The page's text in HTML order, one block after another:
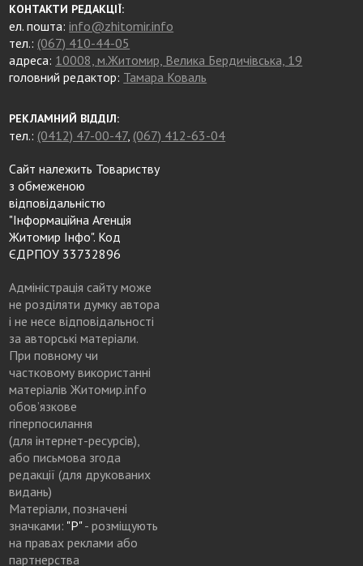
КОНТАКТИ РЕДАКЦІЇ:
ел. пошта:info@zhitomir.info
тел.: (067) 410-44-05
адреса: 10008, м.Житомир, Велика Бердичівська, 19
головний редактор: Тамара Коваль
РЕКЛАМНИЙ ВІДДІЛ:
тел.: (0412) 47-00-47, (067) 412-63-04
Сайт належить Товариству
з обмеженою
відповідальністю
"Інформаційна Агенція
Житомир Інфо". Код
ЄДРПОУ 33732896
Адміністрація сайту може
не розділяти думку автора
і не несе відповідальності
за авторські матеріали.
При повному чи
частковому використанні
матеріалів Житомир.info
обов’язкове
гіперпосилання
(для інтернет-ресурсів),
або письмова згода
редакції (для друкованих
видань)
Матеріали, позначені
значками: "Р"- розміщують
на правах реклами або
партнерства